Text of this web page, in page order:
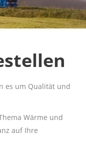
es um Qualität und
Wärme und
auf Ihre